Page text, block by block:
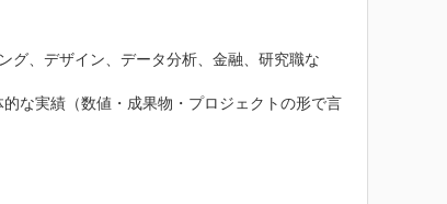
グ、デザイン、データ分析、金融、研究職な
な実績（数値・成果物・プロジェクトの形で言